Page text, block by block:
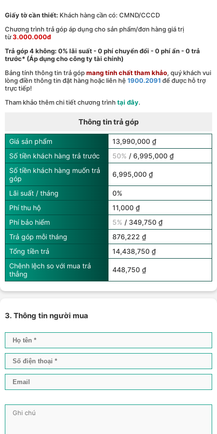
Giấy tờ cần thiết: Khách hàng cần có: CMND/CCCD
Chương trình trả góp áp dụng cho sản phẩm/đơn hàng giá trị
từ3.000.000đ
Trả góp 4 không: 0% lãi suất - 0 phí chuyển đổi - 0 phí ẩn - 0 trả
trước* (Áp dụng cho công ty tài chính)
Bảng tính thông tin trả gópmang tính chất tham khảo, quý khách vui
lòng điền thông tin đặt hàng hoặc liên hệ 1900.2091 để được hỗ trợ
trực tiếp!
Tham khảo thêm chi tiết chương trình tại đây.
Thông tin trả góp
Giá sản phẩm
13,990,000 ₫
Số tiền khách hàng trả trước
50% / 6,995,000 ₫
Số tiền khách hàng muốn trả
góp
6,995,000 ₫
Lãi suất / tháng
0%
Phí thu hộ
11,000 ₫
Phí bảo hiểm
5% / 349,750 ₫
Trả góp mỗi tháng
876,222 ₫
Tổng tiền trả
14,438,750 ₫
Chênh lệch so với mua trả
thẳng
448,750 ₫
3. Thông tin người mua